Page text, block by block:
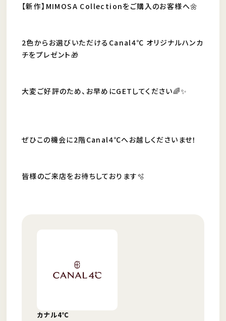
【新作】MIMOSA Collectionをご購入のお客様へ🌼
2色からお選びいただけるCanal4℃ オリジナルハンカ
チをプレゼント🎁
大変ご好評のため、お早めにGETしてください🌈✨
ぜひこの機会に2階Canal4℃へお越しくださいませ！
皆様のご来店をお待ちしております🫧
カナル4℃